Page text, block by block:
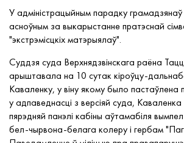
У адміністрацыйным парадку
асноўным за выкарыстанне пратэснай
"экстрэмісцкіх матэрыялаў".
Суддзя суда Верхнядзвінскага раёна
арыштавала на 10 сутак кіроўцу-
Каваленку, у віну якому было пастаўлена
у адпаведнасці з версіяй суда, Каваленка
пярэдняй панэлі кабіны аўтамабіля
бел-чырвона-белага колеру і гербам